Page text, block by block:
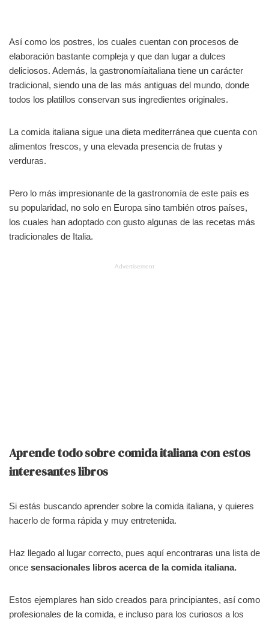
Así como los postres, los cuales cuentan con procesos de
elaboración bastante compleja y que dan lugar a dulces
deliciosos. Además, la gastronomíaitaliana tiene un carácter
tradicional, siendo una de las más antiguas del mundo, donde
todos los platillos conservan sus ingredientes originales.
La comida italiana sigue una dieta mediterránea que cuenta con
alimentos frescos, y una elevada presencia de frutas y
verduras.
Pero lo más impresionante de la gastronomía de este país es
su popularidad, no solo en Europa sino también otros países,
los cuales han adoptado con gusto algunas de las recetas más
tradicionales de Italia.
Advertisement
Aprende todo sobre comida italiana con estos
interesantes libros
Si estás buscando aprender sobre la comida italiana, y quieres
hacerlo de forma rápida y muy entretenida.
Haz llegado al lugar correcto, pues aquí encontraras una lista de
once sensacionales libros acerca de la comida italiana.
Estos ejemplares han sido creados para principiantes, así como
profesionales de la comida, e incluso para los curiosos a los